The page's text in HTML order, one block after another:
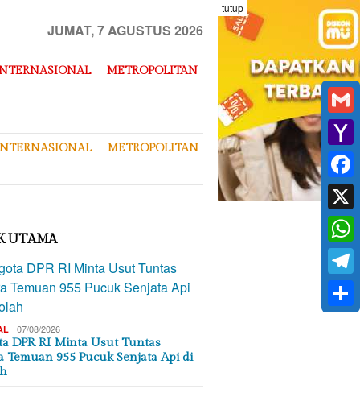
tutup
JUMAT, 7 AGUSTUS 2026
METROPOLITAN
METROPOLITAN
UTAMA
07/08/2026
DPR RI Minta Usut Tuntas
Temuan 955 Pucuk Senjata Api di
Mail
X